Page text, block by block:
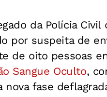
da Polícia
por suspeita de
de oito pessoas
Sangue Oculto,
fase